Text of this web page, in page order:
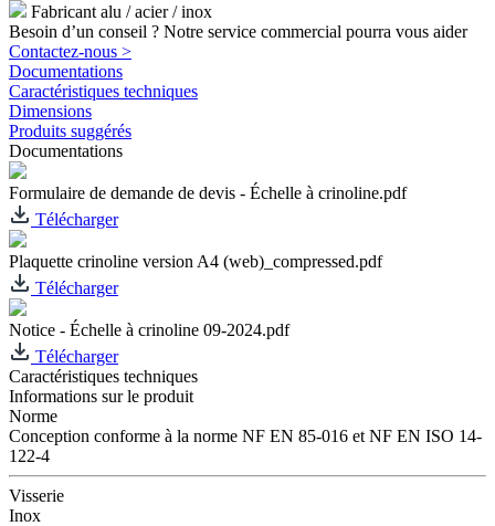
Fabricant alu / acier / inox
Besoin d’un conseil ? Notre service commercial pourra vous aider
Contactez-nous >
Documentations
Caractéristiques techniques
Dimensions
Produits suggérés
Documentations
Formulaire de demande de devis - Échelle à crinoline.pdf
Télécharger
Plaquette crinoline version A4 (web)_compressed.pdf
Télécharger
Notice - Échelle à crinoline 09-2024.pdf
Télécharger
Caractéristiques techniques
Informations sur le produit
Norme
Conception conforme à la norme NF EN 85-016 et NF EN ISO 14-
122-4
Visserie
Inox